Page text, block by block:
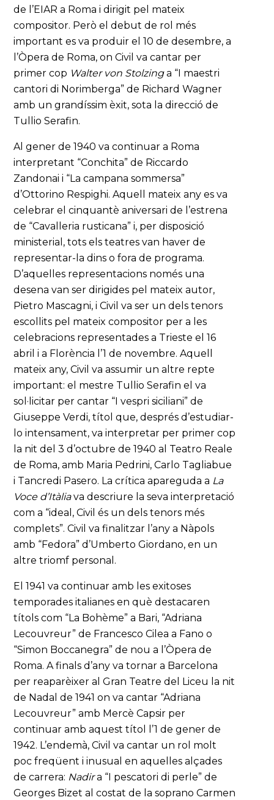
de l’EIAR a Roma i dirigit pel mateix
compositor. Però el debut de rol més
important es va produir el 10 de desembre, a
l’Òpera de Roma, on Civil va cantar per
primer cop Walter von Stolzinga “I maestri
cantori di Norimberga” de Richard Wagner
amb un grandíssim èxit, sota la direcció de
Tullio Serafin.
Al gener de 1940 va continuar a Roma
interpretant “Conchita” de Riccardo
Zandonai i “La campana sommersa”
d’Ottorino Respighi. Aquell mateix any es va
celebrar el cinquantè aniversari de l’estrena
de “Cavalleria rusticana” i, per disposició
ministerial, tots els teatres van haver de
representar-la dins o fora de programa.
D’aquelles representacions només una
desena van ser dirigides pel mateix autor,
Pietro Mascagni, i Civil va ser un dels tenors
escollits pel mateix compositor per a les
celebracions representades a Trieste el 16
abril i a Florència l’1 de novembre. Aquell
mateix any, Civil va assumir un altre repte
important: el mestre Tullio Serafin el va
sol·licitar per cantar “I vespri siciliani” de
Giuseppe Verdi, títol que, després d’estudiar-
lo intensament, va interpretar per primer cop
la nit del 3 d’octubre de 1940 al Teatro Reale
de Roma, amb Maria Pedrini, Carlo Tagliabue
i Tancredi Pasero. La crítica apareguda a La
Voce d’Itàliava descriure la seva interpretació
com a “ideal, Civil és un dels tenors més
complets”. Civil va finalitzar l’any a Nàpols
amb “Fedora” d’Umberto Giordano, en un
altre triomf personal.
El 1941 va continuar amb les exitoses
temporades italianes en què destacaren
títols com “La Bohème” a Bari, “Adriana
Lecouvreur” de Francesco Cilea a Fano o
“Simon Boccanegra” de nou a l’Òpera de
Roma. A finals d’any va tornar a Barcelona
per reaparèixer al Gran Teatre del Liceu la nit
de Nadal de 1941 on va cantar “Adriana
Lecouvreur” amb Mercè Capsir per
continuar amb aquest títol l’1 de gener de
1942. L’endemà, Civil va cantar un rol molt
poc freqüent i inusual en aquelles alçades
de carrera: Nadira “I pescatori di perle” de
Georges Bizet al costat de la soprano Carmen